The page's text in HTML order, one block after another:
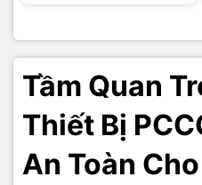
Tầm Quan
Thiết Bị
An Toàn